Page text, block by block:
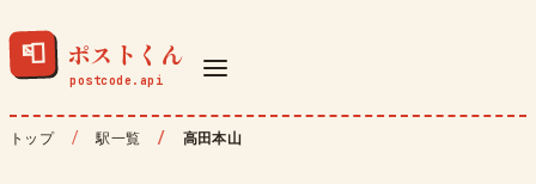
📮 ポストくん
トップ 駅一覧 高田本山